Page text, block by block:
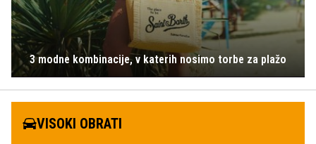
3 modne kombinacije, v katerih nosimo torbe za plažo
VISOKI OBRATI